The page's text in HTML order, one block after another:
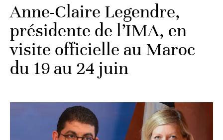
Anne-Claire Legendre,
présidente de l’IMA, en
visite officielle au Maroc
du 19 au 24 juin